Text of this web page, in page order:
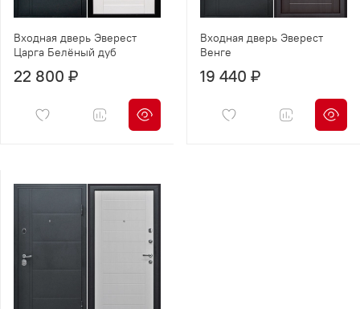
Входная дверь Эверест
Царга Белёный дуб
22 800 ₽
Входная дверь Эверест
Венге
19 440 ₽